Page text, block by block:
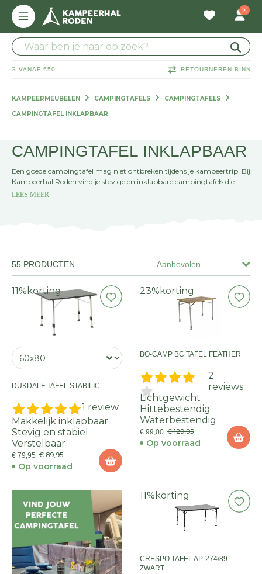
RETOURNEREN BINNEN 30 DAGEN
KAMPEERMEUBELEN CAMPINGTAFELS
CAMPINGTAFELS
CAMPINGTAFEL INKLAPBAAR
CAMPINGTAFEL INKLAPBAAR
Een goede campingtafel mag niet ontbreken tijdens je kampeertrip! Bij
Kampeerhal Roden vind je stevige en inklapbare campingtafels die
makkelijk mee te nemen zijn en weinig ruimte innemen. Ideaal voor
LEES MEER
Aanbevolen
55 PRODUCTEN
11% korting
DUKDALF TAFEL STABILIC
1 review
Makkelijk inklapbaar
Stevig en stabiel
Verstelbaar
€ 79,95 € 89,95
Op voorraad
23% korting
BO-CAMP BC TAFEL FEATHER
2
reviews
Lichtgewicht
Hittebestendig
Waterbestendig
€ 99,00 € 129,95
Op voorraad
11% korting
CRESPO TAFEL AP-274/89
ZWART